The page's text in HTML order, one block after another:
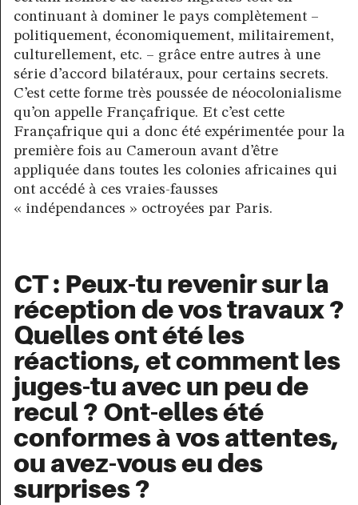
continuant à dominer le pays complètement –
politiquement, économiquement, militairement,
culturellement, etc. – grâce entre autres à une
série d’accord bilatéraux, pour certains secrets.
C’est cette forme très poussée de néocolonialisme
qu’on appelle Françafrique. Et c’est cette
Françafrique qui a donc été expérimentée pour la
première fois au Cameroun avant d’être
appliquée dans toutes les colonies africaines qui
ont accédé à ces vraies-fausses
« indépendances » octroyées par Paris.
CT : Peux-tu revenir sur la
réception de vos travaux ?
Quelles ont été les
réactions, et comment les
juges-tu avec un peu de
recul ? Ont-elles été
conformes à vos attentes,
ou avez-vous eu des
surprises ?